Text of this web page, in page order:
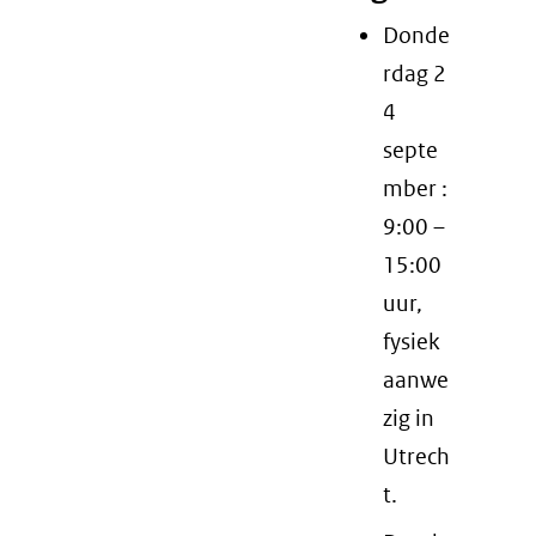
website)
Donde
rdag 2
4
septe
mber :
9:00 –
15:00
uur,
fysiek
aanwe
zig in
Utrech
t.